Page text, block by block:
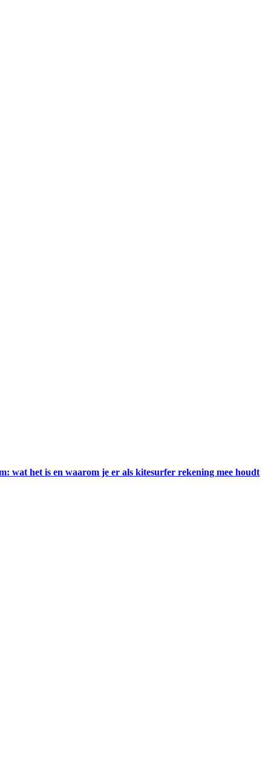
wat het is en waarom je er als kitesurfer rekening mee houdt